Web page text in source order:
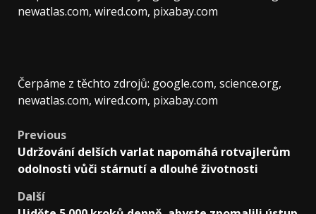
newatlas.com, wired.com, pixabay.com
Čerpáme z těchto zdrojů: google.com, science.org,
newatlas.com, wired.com, pixabay.com
Post
navigation
Previous
Udržování delších varlat napomáhá rotvajlerům
odolnosti vůči stárnutí a dlouhé životnosti
Další